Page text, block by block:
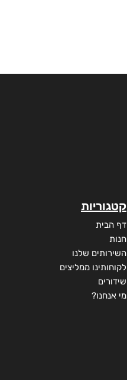
קטגוריות
דף הבית
חנות
השירותים שלנו
לקוחותינו ממליצים
שידורים
מי אנחנו?